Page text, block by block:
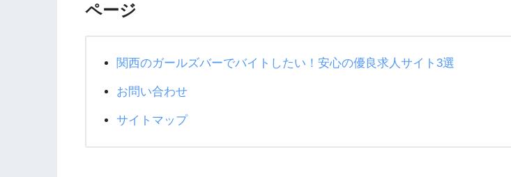
ページ
関西のガールズバーでバイトしたい！安心の優良求人サイト3選
お問い合わせ
サイトマップ